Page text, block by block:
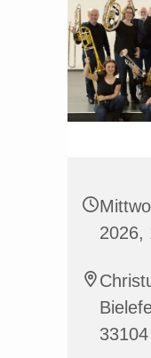
2026,